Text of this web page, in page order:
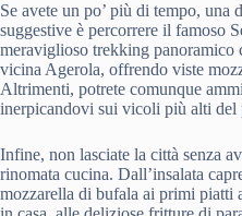
Se avete un po’ più di tempo, una
suggestive è percorrere il famoso
meraviglioso trekking panoramico
vicina Agerola, offrendo viste
Altrimenti, potrete comunque
inerpicandovi sui vicoli più alti del
Infine, non lasciate la città senza
rinomata cucina. Dall’insalata
mozzarella di bufala ai primi piatti